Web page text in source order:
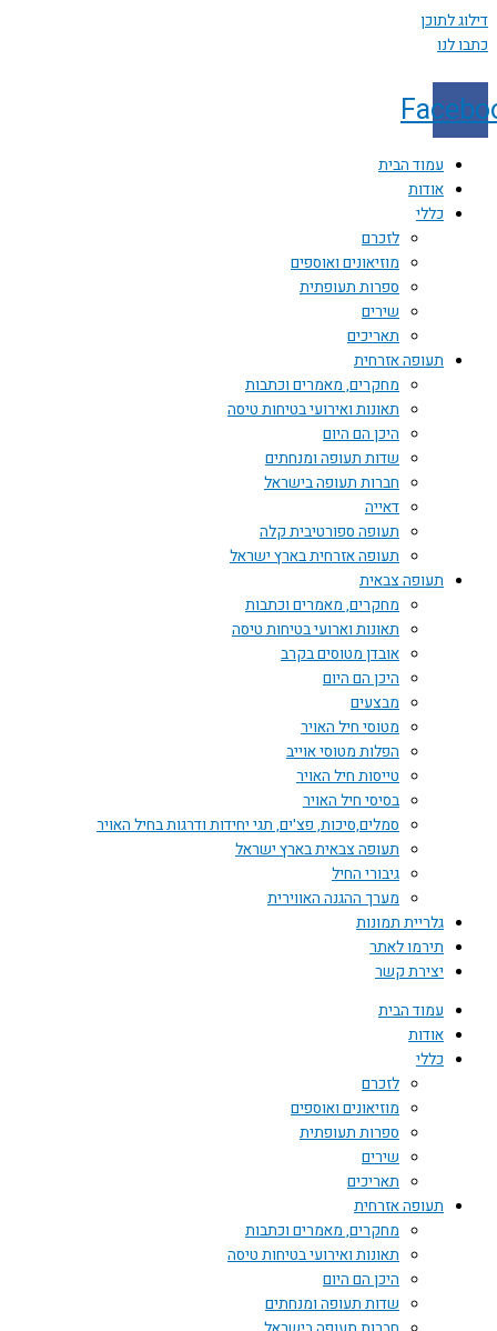
לתוכן
לנו
עמוד הבית
אודות
כללי
לזכרם
מוזיאונים ואוספים
ספרות תעופתית
שירים
תאריכים
תעופה אזרחית
מחקרים, מאמרים וכתבות
תאונות ואירועי בטיחות טיסה
היכן הם היום
שדות תעופה ומנחתים
חברות תעופה בישראל
דאייה
תעופה ספורטיבית קלה
תעופה אזרחית בארץ ישראל
תעופה צבאית
מחקרים, מאמרים וכתבות
תאונות וארועי בטיחות טיסה
אובדן מטוסים בקרב
היכן הם היום
מבצעים
מטוסי חיל האויר
הפלות מטוסי אוייב
טייסות חיל האויר
בסיסי חיל האויר
סמלים,סיכות, פצ'ים, תגי יחידות ודרגות בחיל האויר
תעופה צבאית בארץ ישראל
גיבורי החיל
מערך ההגנה האווירית
גלריית תמונות
תירמו לאתר
יצירת קשר
עמוד הבית
אודות
כללי
לזכרם
מוזיאונים ואוספים
ספרות תעופתית
שירים
תאריכים
תעופה אזרחית
מחקרים, מאמרים וכתבות
תאונות ואירועי בטיחות טיסה
היכן הם היום
שדות תעופה ומנחתים